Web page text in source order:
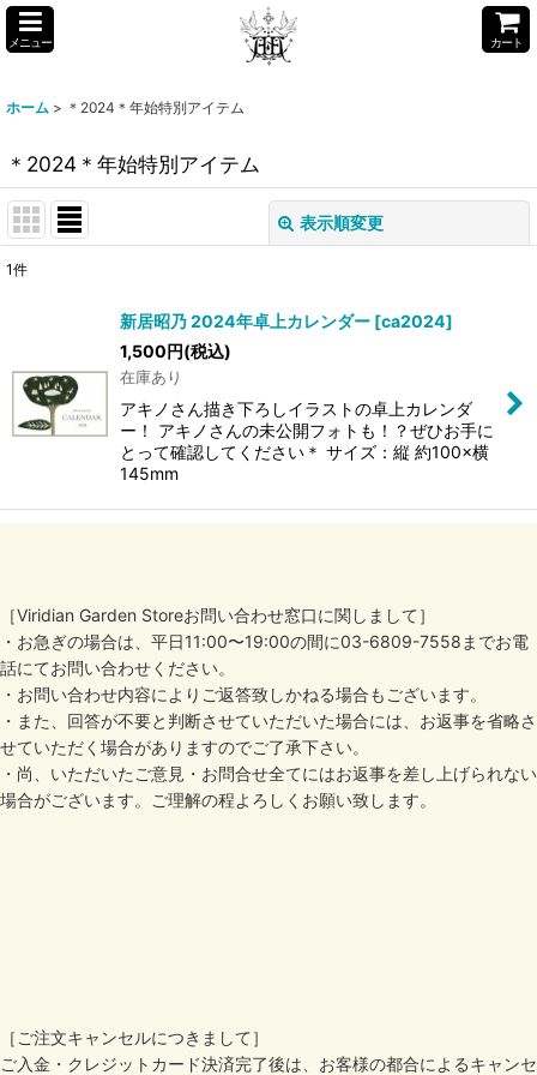
メニュー カート
ホーム > ＊2024＊年始特別アイテム
＊2024＊年始特別アイテム
表示順変更
絞り込む
1件
新居昭乃 2024年卓上カレンダー [ca2024]
1,500円(税込)
在庫あり
アキノさん描き下ろしイラストの卓上カレンダ
ー！ アキノさんの未公開フォトも！？ぜひお手に
とって確認してください＊ サイズ：縦 約100×横
145mm
［Viridian Garden Storeお問い合わせ窓口に関しまして］
・お急ぎの場合は、平日11:00〜19:00の間に03-6809-7558までお電
話にてお問い合わせください。
・お問い合わせ内容によりご返答致しかねる場合もございます。
・また、回答が不要と判断させていただいた場合には、お返事を省略さ
せていただく場合がありますのでご了承下さい。
・尚、いただいたご意見・お問合せ全てにはお返事を差し上げられない
場合がございます。ご理解の程よろしくお願い致します。
［ご注文キャンセルにつきまして］
ご入金・クレジットカード決済完了後は、お客様の都合によるキャンセ